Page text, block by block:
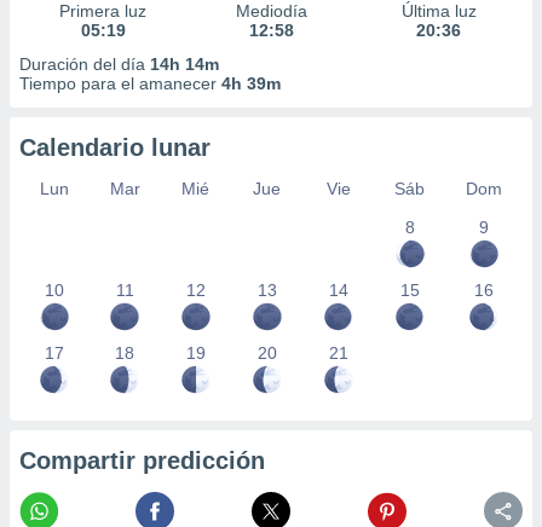
Primera luz
05:19
Mediodía
12:58
Última luz
20:36
Duración del día 14h 14m
Tiempo para el amanecer 4h 39m
Calendario lunar
Lun Mar Mié Jue Vie Sáb
Dom
8
9
10 11 12 13 14 15 16
17 18 19 20 21
Compartir predicción